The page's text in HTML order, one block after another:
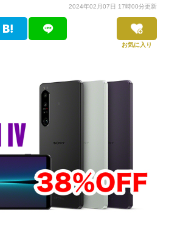
2024年02月07日 17時00分更新
お気に入り